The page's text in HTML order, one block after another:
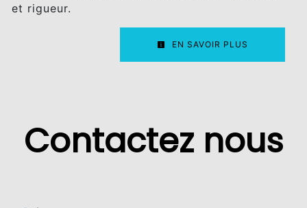
et rigueur.
EN SAVOIR PLUS
Contactez nous